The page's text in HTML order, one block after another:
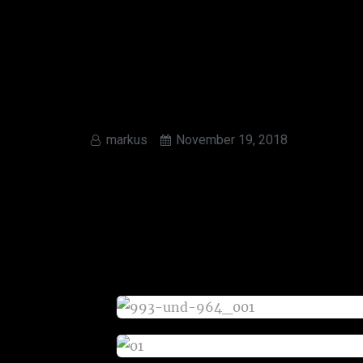
markus November 19, 2018